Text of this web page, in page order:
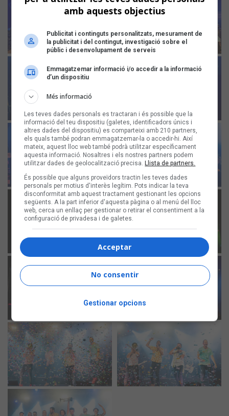
amb aquests objectius
Publicitat i continguts personalitzats, mesurament de
la publicitat i del contingut, investigació sobre el
públic i desenvolupament de serveis
Emmagatzemar informació i/o accedir a la informació
d’un dispositiu
Més informació
Les teves dades personals es tractaran i és possible que la
informació del teu dispositiu (galetes, identificadors únics i
altres dades del dispositiu) es comparteixi amb 210 partners,
els quals també podran emmagatzemar-la o accedir-hi. Així
mateix, aquest lloc web també podrà utilitzar específicament
aquesta informació. Nosaltres i els nostres partners podem
utilitzar dades de geolocalització precisa. Llista de partners.
És possible que alguns proveïdors tractin les teves dades
personals per motius d'interès legítim. Pots indicar la teva
disconformitat amb aquest tractament gestionant les opcions
següents. A la part inferior d'aquesta pàgina o al menú del lloc
web, cerca un enllaç per gestionar o retirar el consentiment a la
configuració de privadesa i de galetes.
Acceptar
No consentir
Gestionar opcions